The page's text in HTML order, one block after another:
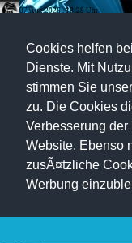
Cookies helfen
Dienste. Mit
stimmen Sie
zu. Die Cookies
Verbesserung
Website. Ebenso
zusÃ¤tzliche
Werbung
07.Aug.2026 , 18:28 Uhr